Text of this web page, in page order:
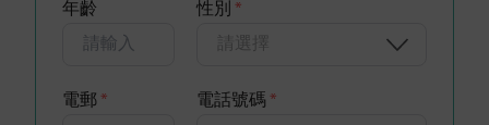
年齡 性別 *
請選擇
電郵 * 電話號碼 *